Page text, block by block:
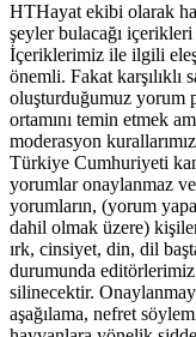
HTHayat ekibi olarak
şeyler bulacağı içerikleri
İçeriklerimiz ile ilgili
önemli. Fakat karşılıklı
oluşturduğumuz yorum
ortamını temin etmek
moderasyon
Türkiye Cumhuriyeti
yorumlar onaylanmaz
yorumların, (yorum
dahil olmak üzere)
ırk, cinsiyet, din, dil
durumunda
silinecektir.
aşağılama, nefret